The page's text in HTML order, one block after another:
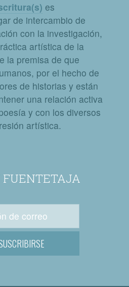
es
de intercambio de
con la investigación,
artística de la
la premisa de que
por el hecho de
de historias y están
una relación activa
y con los diversos
artística.
FUENTETAJA